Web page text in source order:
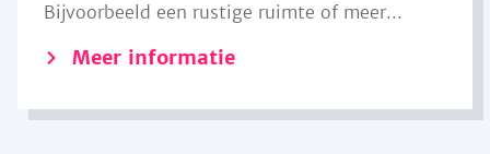
Bijvoorbeeld een rustige ruimte of meer...
Meer informatie